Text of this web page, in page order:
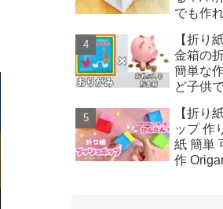
でも作
おりが
【折り
金箱の
簡単な
ど子供
ひ！【
のおり
【折り
ップ 作
紙 簡単
作